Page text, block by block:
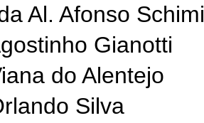
Al. Afonso
Gianotti
do Alentejo
Silva